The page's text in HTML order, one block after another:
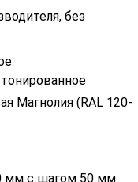
без
Магнолия (RAL 120-
мм с шагом 50 мм